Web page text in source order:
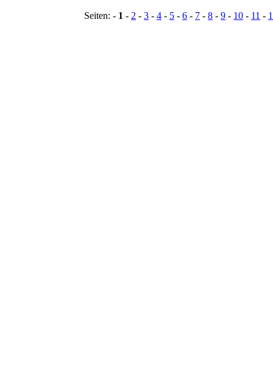
Seiten: - 1 - 2 - 3 - 4 - 5 - 6 - 7 - 8 - 9 - 10 - 11 -